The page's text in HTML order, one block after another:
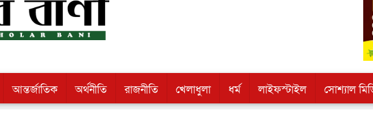
আন্তর্জাতিক অর্থনীতি রাজনীতি খেলাধুলা ধর্ম লাইফস্টাইল সোশ্যাল